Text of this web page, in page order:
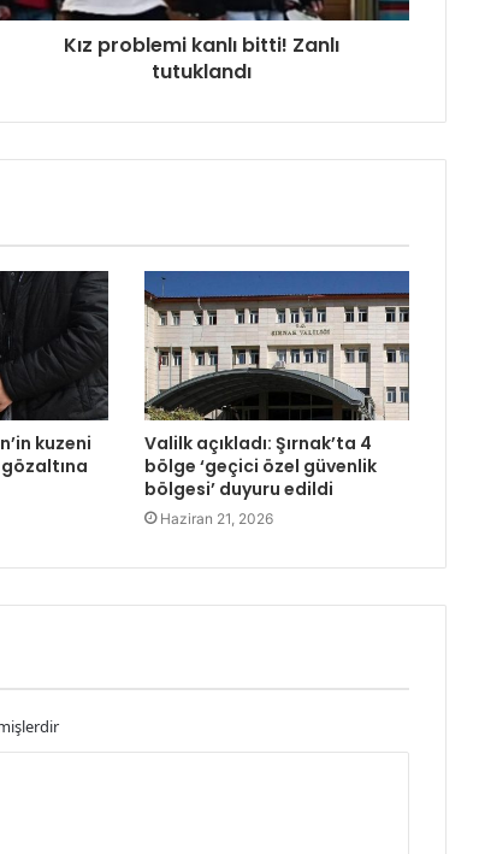
Kız problemi kanlı bitti! Zanlı
tutuklandı
kuzeni
Valilk açıkladı: Şırnak’ta 4
bölge ‘geçici özel güvenlik
bölgesi’ duyuru edildi
Haziran 21, 2026